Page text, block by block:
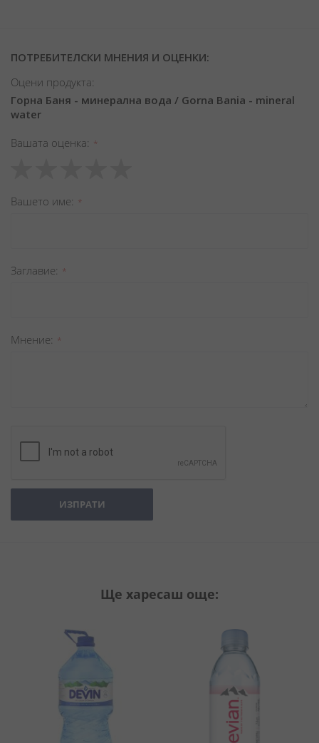
ПОТРЕБИТЕЛСКИ МНЕНИЯ И ОЦЕНКИ:
Оцени продукта:
Горна Баня - минерална вода / Gorna Bania - mineral
water
Вашата оценка
star
stars
stars
stars
stars
Вашето име
Заглавиe
Мнение
ИЗПРАТИ
Ще харесаш още: